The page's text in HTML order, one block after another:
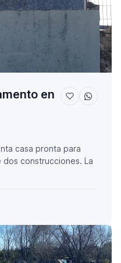
en
casa pronta para
dos construcciones. La